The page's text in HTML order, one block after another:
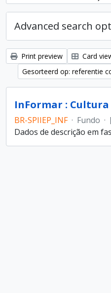
Advanced search
Print preview Card
Gesorteerd op: referentie
BR-SPIIEP_INF · Fundo ·
Dados de descrição em